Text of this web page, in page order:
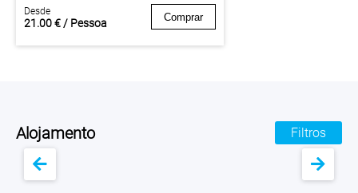
Desde
21.00 € / Pessoa Comprar
Alojamento Filtros